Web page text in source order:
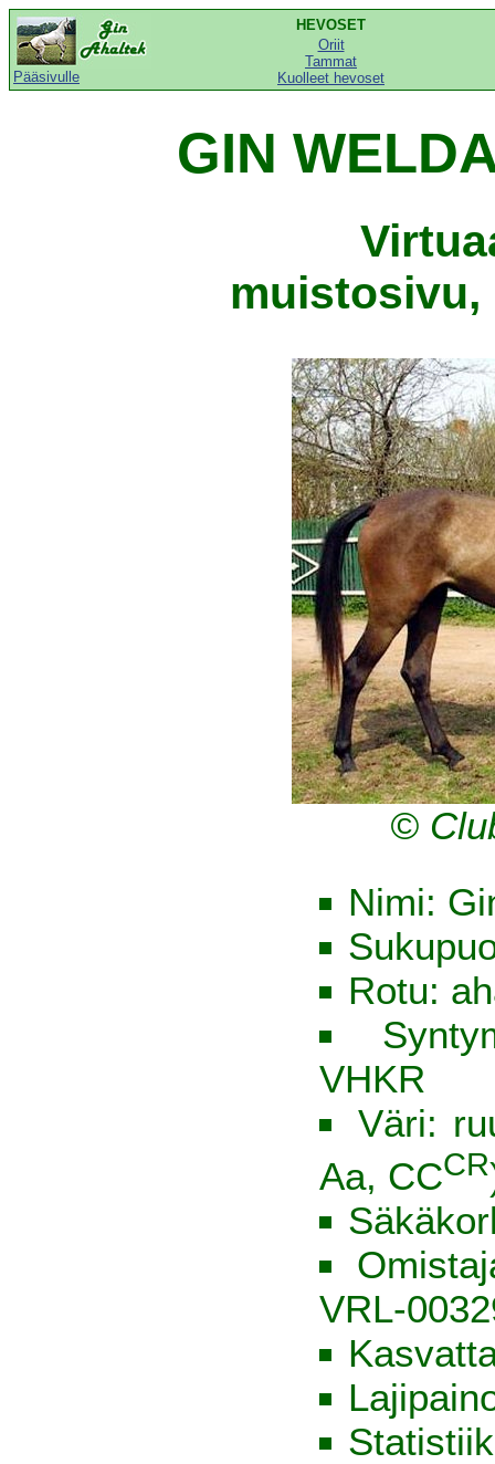
Pääsivulle
HEVOSET
Oriit
Tammat
Kuolleet hevoset
GIN
muistosivu,
©
Nimi:
Rotu:
VHKR
Väri:
Aa, CCCR
VRL-